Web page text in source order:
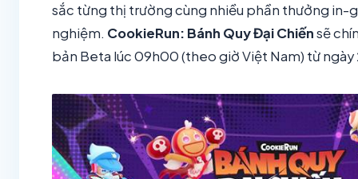
sắc từng thị trường cùng nhiều phần thưởng in-
nghiệm. CookieRun: Bánh Quy Đại Chiếnsẽ
bản Beta lúc 09h00 (theo giờ Việt Nam) từ